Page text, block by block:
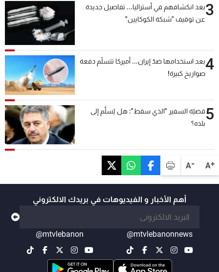
A+
A-
3بعد انكشافهم في أستراليا... تفاصيل جديدة
عن توقيف "شبكة الكوكايين"
4بعد استخدامها ضدّ إيران... أميركا تتسلّم دفعة
صواريخ كبيرة!
5قضيّة السفير "الذي سقط": هل يُسلَّم إلى
بلده؟
أهم الأخبار و الفيديوهات في بريدك الالكتروني
@mtvlebanonnews
@mtvlebanon